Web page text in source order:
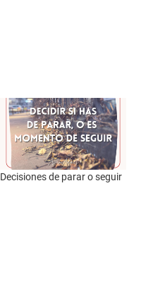
Decisiones de parar o seguir